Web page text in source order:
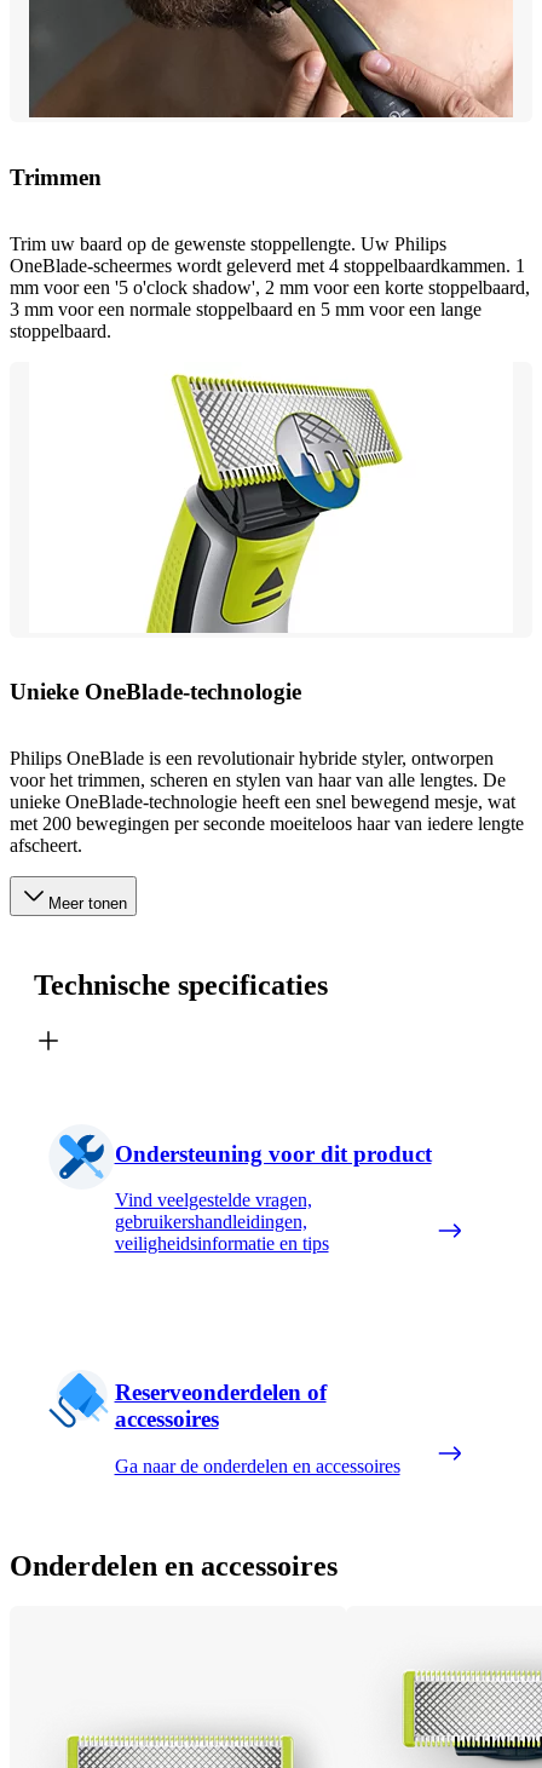
Trimmen
Trim uw baard op de gewenste stoppellengte. Uw Philips
OneBlade-scheermes wordt geleverd met 4 stoppelbaardkammen. 1
mm voor een '5 o'clock shadow', 2 mm voor een korte stoppelbaard,
3 mm voor een normale stoppelbaard en 5 mm voor een lange
stoppelbaard.
Unieke OneBlade-technologie
Philips OneBlade is een revolutionair hybride styler, ontworpen
voor het trimmen, scheren en stylen van haar van alle lengtes. De
unieke OneBlade-technologie heeft een snel bewegend mesje, wat
met 200 bewegingen per seconde moeiteloos haar van iedere lengte
afscheert.
Meer tonen
Technische specificaties
Ondersteuning voor dit product
Vind veelgestelde vragen,
gebruikershandleidingen,
veiligheidsinformatie en tips
Reserveonderdelen of
accessoires
Ga naar de onderdelen en accessoires
Onderdelen en accessoires